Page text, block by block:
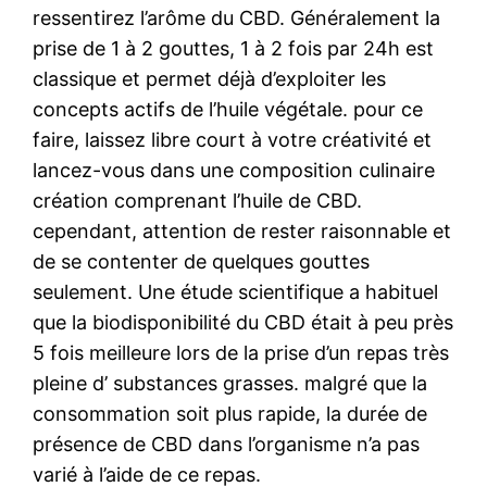
ressentirez l’arôme du CBD. Généralement la
prise de 1 à 2 gouttes, 1 à 2 fois par 24h est
classique et permet déjà d’exploiter les
concepts actifs de l’huile végétale. pour ce
faire, laissez libre court à votre créativité et
lancez-vous dans une composition culinaire
création comprenant l’huile de CBD.
cependant, attention de rester raisonnable et
de se contenter de quelques gouttes
seulement. Une étude scientifique a habituel
que la biodisponibilité du CBD était à peu près
5 fois meilleure lors de la prise d’un repas très
pleine d’ substances grasses. malgré que la
consommation soit plus rapide, la durée de
présence de CBD dans l’organisme n’a pas
varié à l’aide de ce repas.